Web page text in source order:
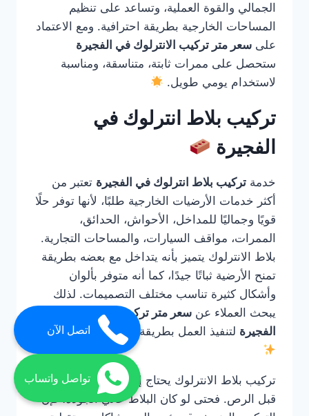
الجمالي والقوة العملية، وتساعد على تنظيم
المساحات الخارجية بطريقة احترافية. ومع الاعتماد
على سعر متر تركيب الانترلوك في الفجيرة
ستحصل على ممرات ثابتة، متناسقة، ومناسبة
لاستخدام يومي طويل.
تركيب بلاط انترلوك في
الفجيرة
خدمة تركيب بلاط انترلوك في الفجيرة تعتبر من
أكثر خدمات الأرضيات الخارجية طلبًا، لأنها توفر حلًا
قويًا وجماليًا للمداخل، الأحواش، الحدائق،
الممرات، مواقف السيارات، والمساحات التجارية.
بلاط الانترلوك يتميز بأنه يتداخل مع بعضه بطريقة
تمنح الأرضية ثباتًا جيدًا، كما أنه متوفر بألوان
وأشكال كثيرة تناسب مختلف التصميمات. لذلك
يبحث العملاء عن سعر متر تركيب الانترلوك في
الفجيرة لتنفيذ العمل بطريقة صحيحة واحترافية.
تركيب بلاط الانترلوك يحتاج إلى خبرة في التأسيس
قبل الرص. فحتى لو كان البلاط عالي الجودة، فإن
اتصل الآن
تواصل واتساب